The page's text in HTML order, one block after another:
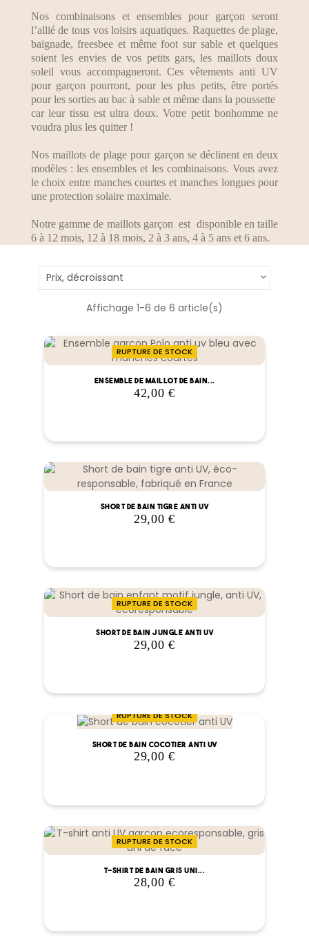
Nos combinaisons et ensembles pour garçon seront
l’allié de tous vos loisirs aquatiques. Raquettes de plage,
baignade, freesbee et même foot sur sable et quelques
soient les envies de vos petits gars, les maillots doux
soleil vous accompagneront. Ces vêtements anti UV
pour garçon pourront, pour les plus petits, être portés
pour les sorties au bac à sable et même dans la poussette
car leur tissu est ultra doux. Votre petit bonhomme ne
voudra plus les quitter !
Nos maillots de plage pour garçon se déclinent en deux
modèles : les ensembles et les combinaisons. Vous avez
le choix entre manches courtes et manches longues pour
une protection solaire maximale.
Notre gamme de maillots garçon est disponible en taille
6 à 12 mois, 12 à 18 mois, 2 à 3 ans, 4 à 5 ans et 6 ans.
Prix, décroissant
Affichage 1-6 de 6 article(s)
RUPTURE DE STOCK
Ensemble de maillot de bain...
Prix
42,00 €
Short de bain tigre anti UV
Prix
29,00 €
RUPTURE DE STOCK
Short de bain jungle anti UV
Prix
29,00 €
RUPTURE DE STOCK
Short de bain cocotier anti UV
Prix
29,00 €
RUPTURE DE STOCK
T-shirt de bain gris uni...
Prix
28,00 €